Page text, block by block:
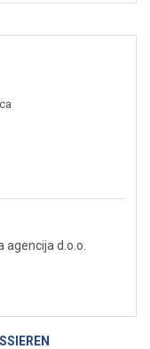
agencija d.o.o.